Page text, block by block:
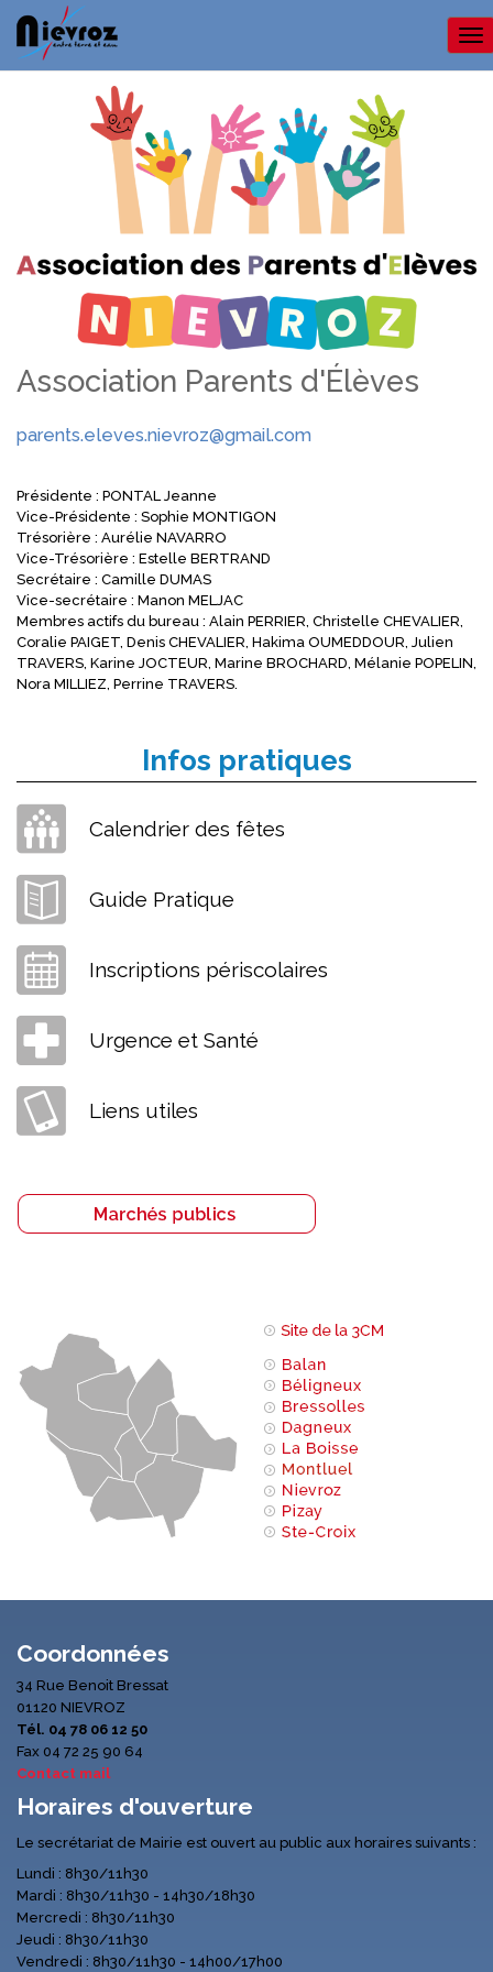
Association Parents d'Élèves
parents.eleves.nievroz@gmail.com
Présidente : PONTAL Jeanne
Vice-Présidente : Sophie MONTIGON
Trésorière : Aurélie NAVARRO
Vice-Trésorière : Estelle BERTRAND
Secrétaire : Camille DUMAS
Vice-secrétaire : Manon MELJAC
Membres actifs du bureau : Alain PERRIER, Christelle CHEVALIER,
Coralie PAIGET, Denis CHEVALIER, Hakima OUMEDDOUR, Julien
TRAVERS, Karine JOCTEUR, Marine BROCHARD, Mélanie POPELIN,
Nora MILLIEZ, Perrine TRAVERS.
Infos pratiques
Calendrier des fêtes
Guide Pratique
Inscriptions périscolaires
Urgence et Santé
Liens utiles
Coordonnées
34 Rue Benoit Bressat
01120 NIEVROZ
Tél. 04 78 06 12 50
Fax 04 72 25 90 64
Contact mail
Horaires d'ouverture
Le secrétariat de Mairie est ouvert au public aux horaires suivants :
Lundi : 8h30/11h30
Mardi : 8h30/11h30 - 14h30/18h30
Mercredi : 8h30/11h30
Jeudi : 8h30/11h30
Vendredi : 8h30/11h30 - 14h00/17h00